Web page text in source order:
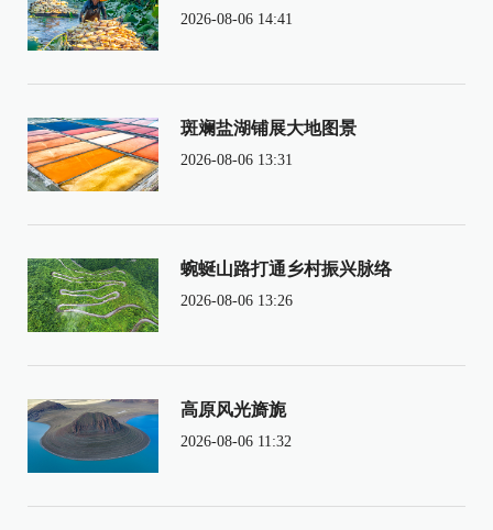
2026-08-06 14:41
斑斓盐湖铺展大地图景
2026-08-06 13:31
蜿蜒山路打通乡村振兴脉络
2026-08-06 13:26
高原风光旖旎
2026-08-06 11:32